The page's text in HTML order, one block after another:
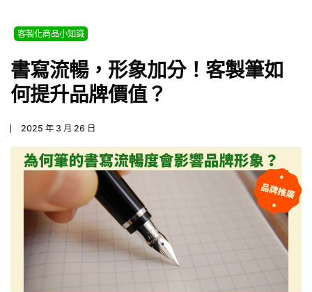
客製化商品小知識
書寫流暢，形象加分！客製筆如
何提升品牌價值？
2025 年 3 月 26 日